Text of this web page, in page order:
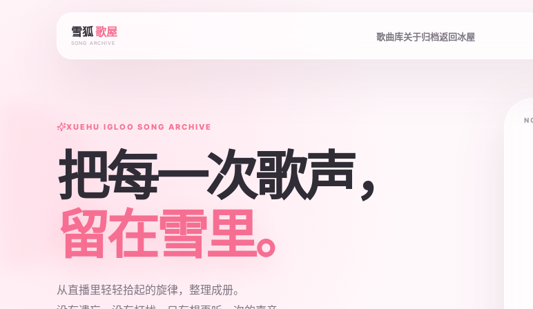
雪狐歌屋
SONG ARCHIVE
歌曲库关于归档返回冰屋
XUEHU IGLOO SONG ARCHIVE
把每一次歌声，
留在雪里。
从直播里轻轻拾起的旋律，整理成册。